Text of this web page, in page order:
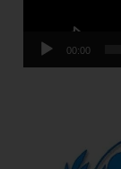
00:00